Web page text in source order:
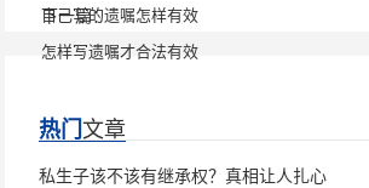
自己写的遗嘱怎样有效
下一篇：
怎样写遗嘱才合法有效
热门文章
私生子该不该有继承权？真相让人扎心